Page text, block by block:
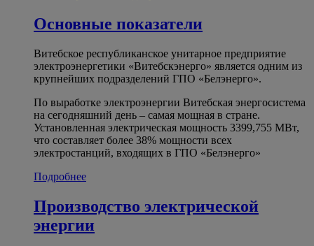
Основные показатели
Витебское республиканское унитарное предприятие
электроэнергетики «Витебскэнерго» является одним из
крупнейших подразделений ГПО «Белэнерго».
По выработке электроэнергии Витебская энергосистема
на сегодняшний день – самая мощная в стране.
Установленная электрическая мощность 3399,755 МВт,
что составляет более 38% мощности всех
электростанций, входящих в ГПО «Белэнерго»
Подробнее
Производство электрической
энергии